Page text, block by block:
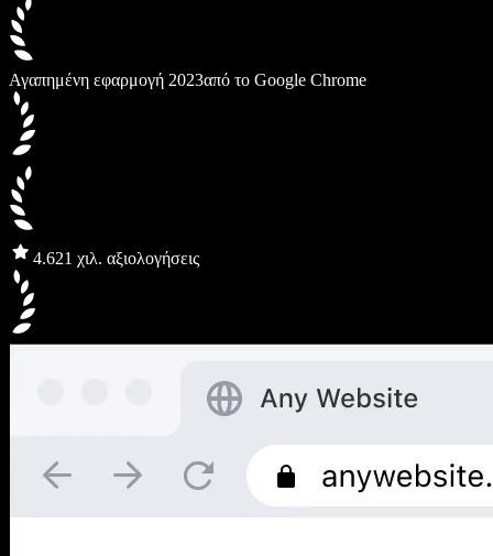
Αγαπημένη εφαρμογή 2023από το Google Chrome
4.621 χιλ. αξιολογήσεις